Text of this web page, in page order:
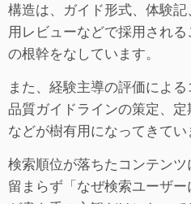
構造は、ガイド形式、体験
用レビューなどで採用され
の根幹をなしています。
また、経験主導の評価による
品質ガイドラインの策定、
などが樹有用になってきてい
検索順位が落ちたコンテン
留まらず「なぜ検索ユーザ